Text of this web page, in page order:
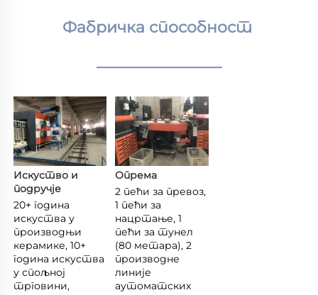
Фабричка способност
________________
Искуство и
подручје
20+ година
искуства у
производњи
керамике, 10+
година искуства
у спољној
трговини,
Опрема
2 пећи за превоз,
1 пећи за
нацртање, 1
пећи за тунел
(80 метара), 2
производне
линије
аутоматских